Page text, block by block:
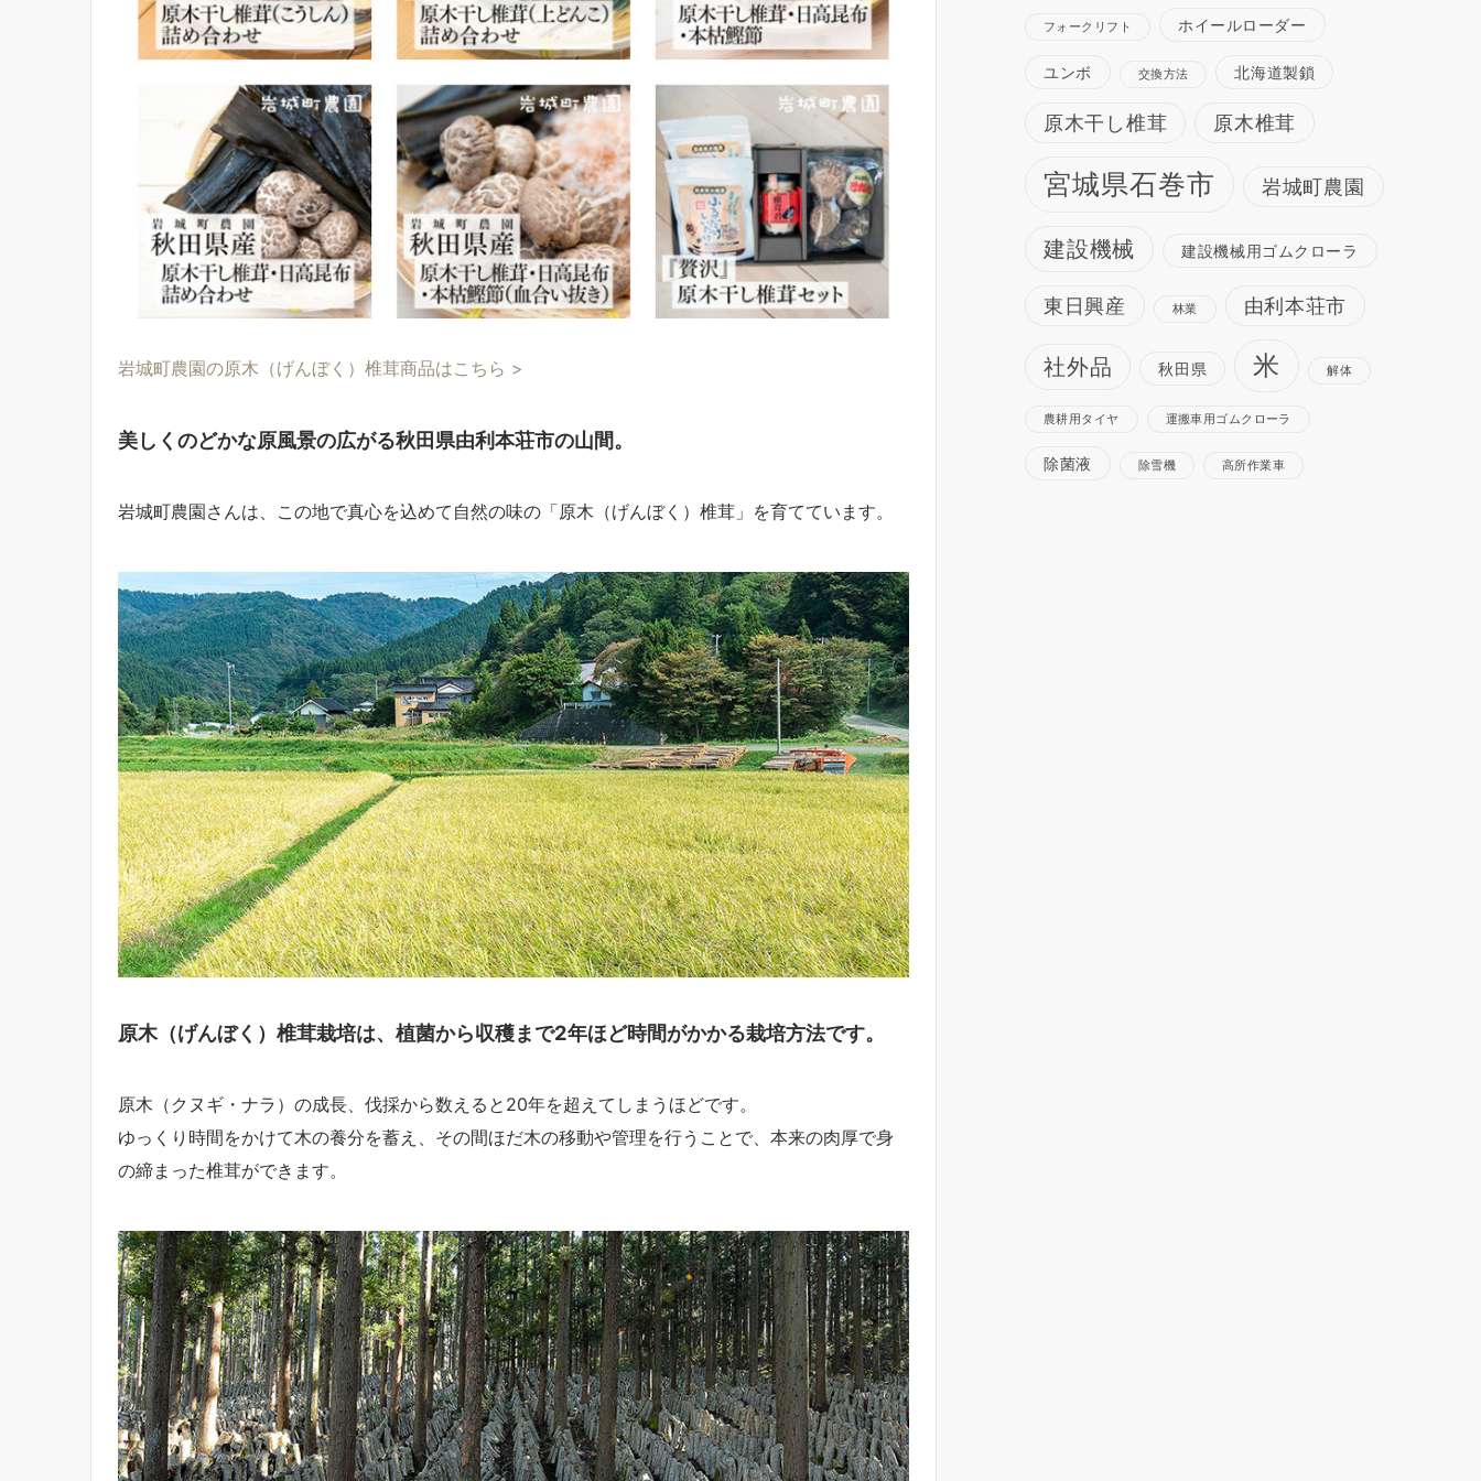
岩城町農園の原木（げんぼく）椎茸商品はこちら >
美しくのどかな原風景の広がる秋田県由利本荘市の山間。
岩城町農園さんは、この地で真心を込めて自然の味の「原木（げんぼく）椎茸」を育てています。
原木（げんぼく）椎茸栽培は、植菌から収穫まで2年ほど時間がかかる栽培方法です。
原木（クヌギ・ナラ）の成長、伐採から数えると20年を超えてしまうほどです。
ゆっくり時間をかけて木の養分を蓄え、その間ほだ木の移動や管理を行うことで、本来の肉厚で身
の締まった椎茸ができます。
フォークリフト ホイールローダー
ユンボ 交換方法 北海道製鎖
原木干し椎茸 原木椎茸
宮城県石巻市 岩城町農園
建設機械 建設機械用ゴムクローラ
東日興産 林業 由利本荘市
社外品 秋田県 米 解体
農耕用タイヤ 運搬車用ゴムクローラ
除菌液 除雪機 高所作業車